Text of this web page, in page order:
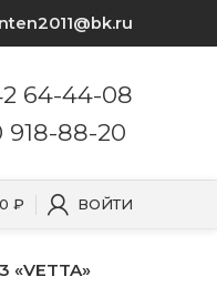
64-44-08
918-88-20
0 ₽ ВОЙТИ
«VETTA»